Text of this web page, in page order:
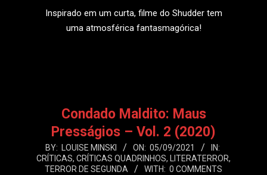
Inspirado em um curta, filme do Shudder tem
uma atmosférica fantasmagórica!
Condado Maldito: Maus
Presságios – Vol. 2 (2020)
2021-
09-
BY: LOUISE MINSKI ON: 05/09/2021
IN:
CRÍTICAS, CRÍTICAS QUADRINHOS, LITERATERROR,
TERROR DE SEGUNDA
WITH: 0 COMMENTS